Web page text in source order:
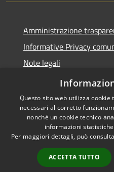
Amministrazione
Informative Privacy
Note legali
Dichiarazione di
Accessibilità
Questo sito web utilizza
necessari al corretto
nonché un cookie tecnico
informazioni
Per maggiori dettagli, può
ACCETTA TUTTO